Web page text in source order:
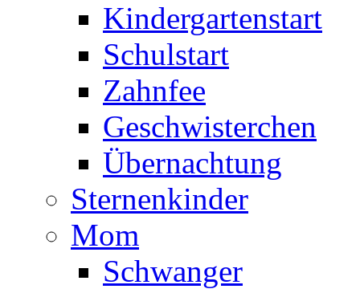
Kindergartenstart
Schulstart
Zahnfee
Geschwisterchen
Übernachtung
Sternenkinder
Mom
Schwanger